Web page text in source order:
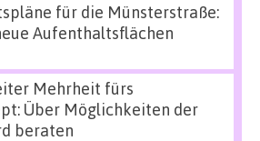
für die Münsterstraße:
Aufenthaltsflächen
Mehrheit fürs
Über Möglichkeiten der
beraten